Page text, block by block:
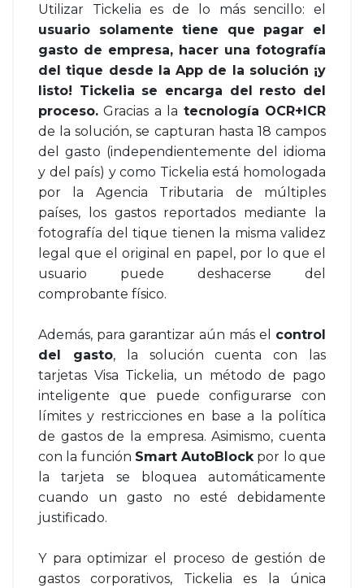
Utilizar Tickelia es de lo más sencillo: el
usuario solamente tiene que pagar el
gasto de empresa, hacer una fotografía
del tique desde la App de la solución ¡y
listo! Tickelia se encarga del resto del
proceso. Gracias a la tecnología OCR+ICR
de la solución, se capturan hasta 18 campos
del gasto (independientemente del idioma
y del país) y como Tickelia está homologada
por la Agencia Tributaria de múltiples
países, los gastos reportados mediante la
fotografía del tique tienen la misma validez
legal que el original en papel, por lo que el
usuario puede deshacerse del
comprobante físico.
Además, para garantizar aún más el control
del gasto, la solución cuenta con las
tarjetas Visa Tickelia, un método de pago
inteligente que puede configurarse con
límites y restricciones en base a la política
de gastos de la empresa. Asimismo, cuenta
con la función Smart AutoBlockpor lo que
la tarjeta se bloquea automáticamente
cuando un gasto no esté debidamente
justificado.
Y para optimizar el proceso de gestión de
gastos corporativos, Tickelia es la única